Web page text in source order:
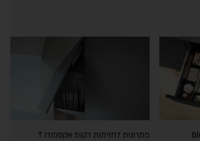
פתרונות לחזיתות דקות אקספנדו T